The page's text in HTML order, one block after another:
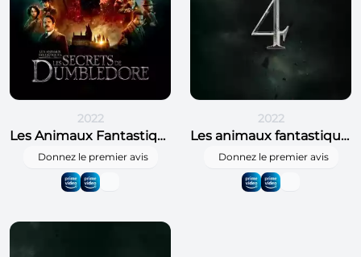
2022
Les Animaux Fantastiques : Les Secrets de Dumbledore
Donnez le premier avis
2022
Les animaux fantastiques 4
Donnez le premier avis